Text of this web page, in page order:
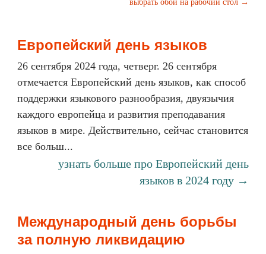
выбрать обои на рабочий стол →
Европейский день языков
26 сентября 2024 года, четверг. 26 сентября
отмечается Европейский день языков, как способ
поддержки языкового разнообразия, двуязычия
каждого европейца и развития преподавания
языков в мире. Действительно, сейчас становится
все больш...
узнать больше про Европейский день
языков в 2024 году →
Международный день борьбы
за полную ликвидацию